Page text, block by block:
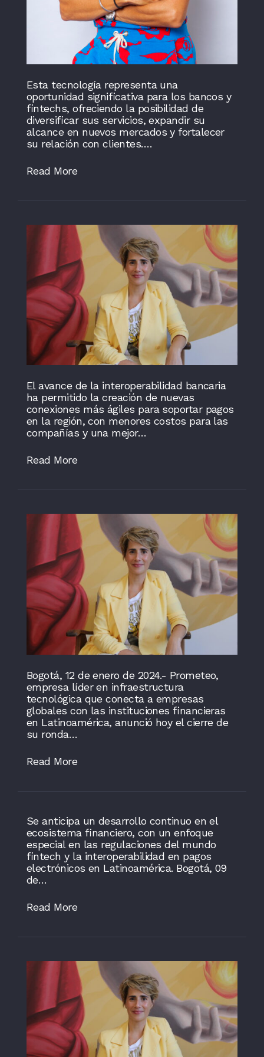
Esta tecnología representa una
oportunidad significativa para los bancos y
fintechs, ofreciendo la posibilidad de
diversificar sus servicios, expandir su
alcance en nuevos mercados y fortalecer
su relación con clientes….
Read More
El avance de la interoperabilidad bancaria
ha permitido la creación de nuevas
conexiones más ágiles para soportar pagos
en la región, con menores costos para las
compañías y una mejor…
Read More
Bogotá, 12 de enero de 2024.- Prometeo,
empresa líder en infraestructura
tecnológica que conecta a empresas
globales con las instituciones financieras
en Latinoamérica, anunció hoy el cierre de
su ronda…
Read More
Se anticipa un desarrollo continuo en el
ecosistema financiero, con un enfoque
especial en las regulaciones del mundo
fintech y la interoperabilidad en pagos
electrónicos en Latinoamérica. Bogotá, 09
de…
Read More